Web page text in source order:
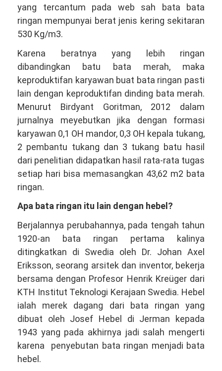
yang tercantum pada web sah bata bata
ringan mempunyai berat jenis kering sekitaran
530 Kg/m3.
Karena beratnya yang lebih ringan
dibandingkan batu bata merah, maka
keproduktifan karyawan buat bata ringan pasti
lain dengan keproduktifan dinding bata merah.
Menurut Birdyant Goritman, 2012 dalam
jurnalnya meyebutkan jika dengan formasi
karyawan 0,1 OH mandor, 0,3 OH kepala tukang,
2 pembantu tukang dan 3 tukang batu hasil
dari penelitian didapatkan hasil rata-rata tugas
setiap hari bisa memasangkan 43,62 m2 bata
ringan.
Apa bata ringan itu lain dengan hebel?
Berjalannya perubahannya, pada tengah tahun
1920-an bata ringan pertama kalinya
ditingkatkan di Swedia oleh Dr. Johan Axel
Eriksson, seorang arsitek dan inventor, bekerja
bersama dengan Profesor Henrik Kreüger dari
KTH Institut Teknologi Kerajaan Swedia. Hebel
ialah merek dagang dari bata ringan yang
dibuat oleh Josef Hebel di Jerman kepada
1943 yang pada akhirnya jadi salah mengerti
karena penyebutan bata ringan menjadi bata
hebel.